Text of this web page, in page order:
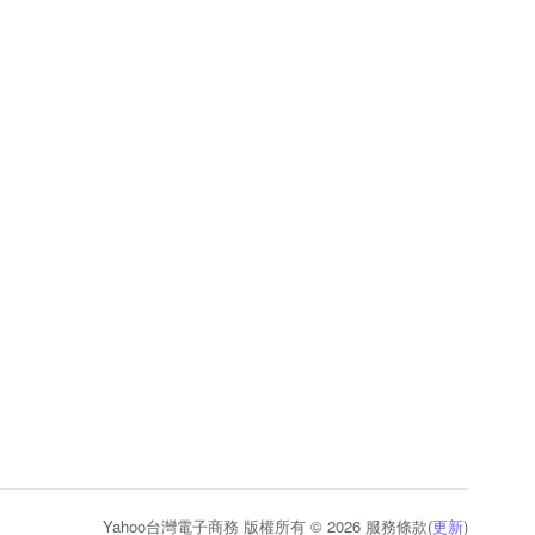
Yahoo台灣電子商務 版權所有 © 2026 服務條款(更新)